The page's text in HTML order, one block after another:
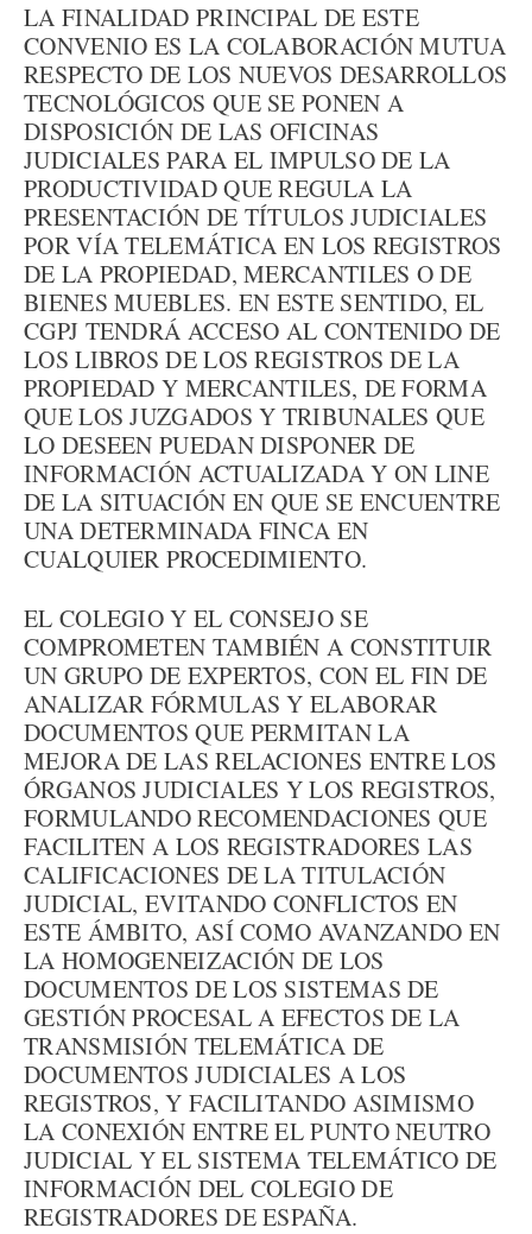
LA FINALIDAD PRINCIPAL DE ESTE
CONVENIO ES LA COLABORACIÓN MUTUA
RESPECTO DE LOS NUEVOS DESARROLLOS
TECNOLÓGICOS QUE SE PONEN A
DISPOSICIÓN DE LAS OFICINAS
JUDICIALES PARA EL IMPULSO DE LA
PRODUCTIVIDAD QUE REGULA LA
PRESENTACIÓN DE TÍTULOS JUDICIALES
POR VÍA TELEMÁTICA EN LOS REGISTROS
DE LA PROPIEDAD, MERCANTILES O DE
BIENES MUEBLES. EN ESTE SENTIDO, EL
CGPJ TENDRÁ ACCESO AL CONTENIDO DE
LOS LIBROS DE LOS REGISTROS DE LA
PROPIEDAD Y MERCANTILES, DE FORMA
QUE LOS JUZGADOS Y TRIBUNALES QUE
LO DESEEN PUEDAN DISPONER DE
INFORMACIÓN ACTUALIZADA Y ON LINE
DE LA SITUACIÓN EN QUE SE ENCUENTRE
UNA DETERMINADA FINCA EN
CUALQUIER PROCEDIMIENTO.
EL COLEGIO Y EL CONSEJO SE
COMPROMETEN TAMBIÉN A CONSTITUIR
UN GRUPO DE EXPERTOS, CON EL FIN DE
ANALIZAR FÓRMULAS Y ELABORAR
DOCUMENTOS QUE PERMITAN LA
MEJORA DE LAS RELACIONES ENTRE LOS
ÓRGANOS JUDICIALES Y LOS REGISTROS,
FORMULANDO RECOMENDACIONES QUE
FACILITEN A LOS REGISTRADORES LAS
CALIFICACIONES DE LA TITULACIÓN
JUDICIAL, EVITANDO CONFLICTOS EN
ESTE ÁMBITO, ASÍ COMO AVANZANDO EN
LA HOMOGENEIZACIÓN DE LOS
DOCUMENTOS DE LOS SISTEMAS DE
GESTIÓN PROCESAL A EFECTOS DE LA
TRANSMISIÓN TELEMÁTICA DE
DOCUMENTOS JUDICIALES A LOS
REGISTROS, Y FACILITANDO ASIMISMO
LA CONEXIÓN ENTRE EL PUNTO NEUTRO
JUDICIAL Y EL SISTEMA TELEMÁTICO DE
INFORMACIÓN DEL COLEGIO DE
REGISTRADORES DE ESPAÑA.